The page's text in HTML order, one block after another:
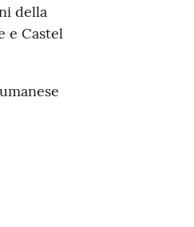
della
e Castel